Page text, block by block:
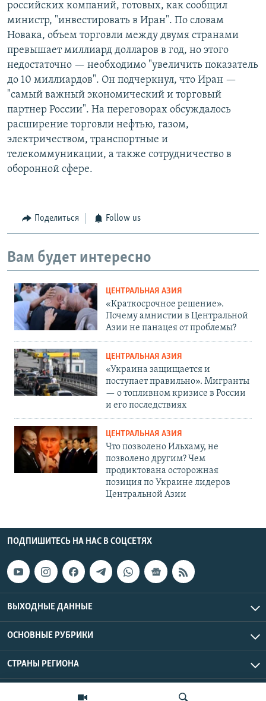
российских компаний, готовых, как сообщил
министр, "инвестировать в Иран". По словам
Новака, объем торговли между двумя странами
превышает миллиард долларов в год, но этого
недостаточно — необходимо "увеличить показатель
до 10 миллиардов". Он подчеркнул, что Иран —
"самый важный экономический и торговый
партнер России". На переговорах обсуждалось
расширение торговли нефтью, газом,
электричеством, транспортные и
телекоммуникации, а также сотрудничество в
оборонной сфере.
Поделиться Follow us
Вам будет интересно
ЦЕНТРАЛЬНАЯ АЗИЯ
«Краткосрочное решение».
Почему амнистии в Центральной
Азии не панацея от проблемы?
ЦЕНТРАЛЬНАЯ АЗИЯ
«Украина защищается и
поступает правильно». Мигранты
— о топливном кризисе в России
и его последствиях
ЦЕНТРАЛЬНАЯ АЗИЯ
Что позволено Ильхаму, не
позволено другим? Чем
продиктована осторожная
позиция по Украине лидеров
Центральной Азии
ПОДПИШИТЕСЬ НА НАС В СОЦСЕТЯХ
ВЫХОДНЫЕ ДАННЫЕ
ОСНОВНЫЕ РУБРИКИ
СТРАНЫ РЕГИОНА
Азаттык Азия © 2026 RFE/RL, Inc. | Все права защищены.